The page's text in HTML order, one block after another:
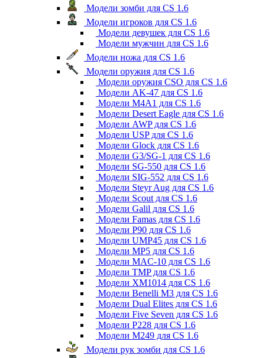
Модели зомби для CS 1.6
Модели игроков для CS 1.6
Модели девушек для CS 1.6
Модели мужчин для CS 1.6
Модели ножа для CS 1.6
Модели оружия для CS 1.6
Модели оружия CSO для CS 1.6
Модели AK-47 для CS 1.6
Модели M4A1 для CS 1.6
Модели Desert Eagle для CS 1.6
Модели AWP для CS 1.6
Модели USP для CS 1.6
Модели Glock для CS 1.6
Модели G3/SG-1 для CS 1.6
Модели SG-550 для CS 1.6
Модели SIG-552 для CS 1.6
Модели Steyr Aug для CS 1.6
Модели Scout для CS 1.6
Модели Galil для CS 1.6
Модели Famas для CS 1.6
Модели P90 для CS 1.6
Модели UMP45 для CS 1.6
Модели MP5 для CS 1.6
Модели MAC-10 для CS 1.6
Модели TMP для CS 1.6
Модели XM1014 для CS 1.6
Модели Benelli M3 для CS 1.6
Модели Dual Elites для CS 1.6
Модели Five Seven для CS 1.6
Модели P228 для CS 1.6
Модели M249 для CS 1.6
Модели рук зомби для CS 1.6